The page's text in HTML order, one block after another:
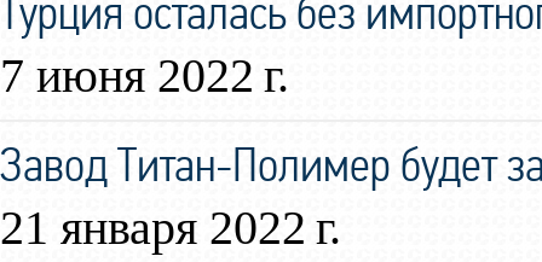
Турция осталась без
7 июня 2022 г.
Завод Титан-Полимер будет
21 января 2022 г.